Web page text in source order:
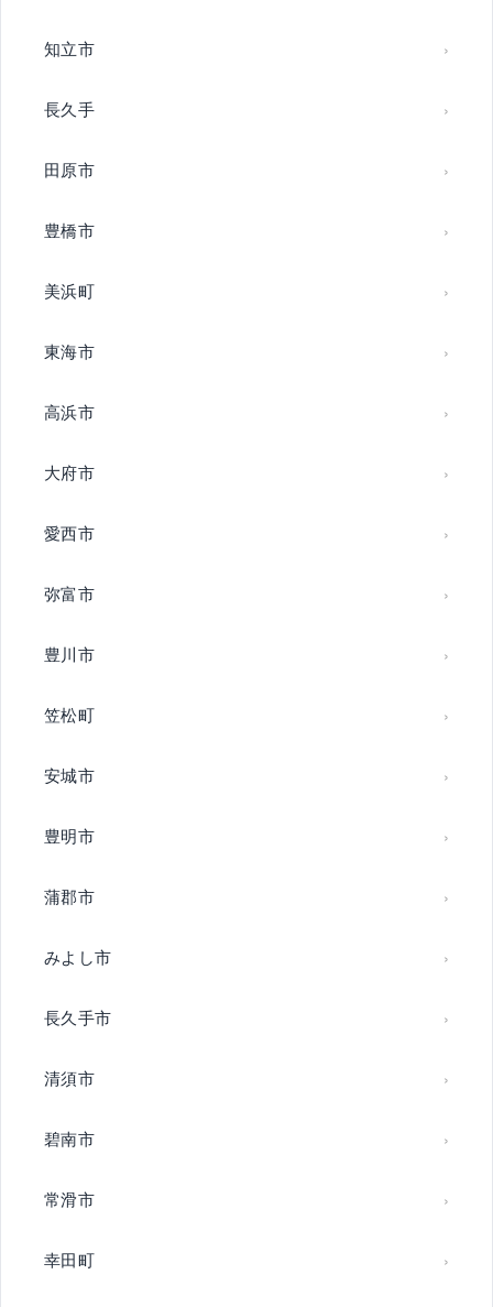
知立市
長久手
田原市
豊橋市
美浜町
東海市
高浜市
大府市
愛西市
弥富市
豊川市
笠松町
安城市
豊明市
蒲郡市
みよし市
長久手市
清須市
碧南市
常滑市
幸田町